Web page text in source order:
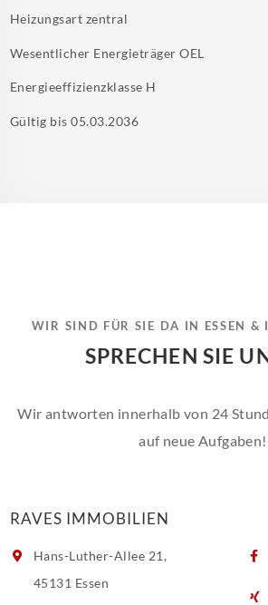
Heizungsart zentral
Wesentlicher EnergieträgerOEL
Energieeffizienzklasse H
Gültig bis05.03.2036
WIR SIND FÜR SIE DA IN ESSEN &
SPRECHEN SIE
Wir antworten innerhalb von 24
auf neue Aufgaben!
RAVES IMMOBILIEN
Hans-Luther-Allee 21,
45131 Essen